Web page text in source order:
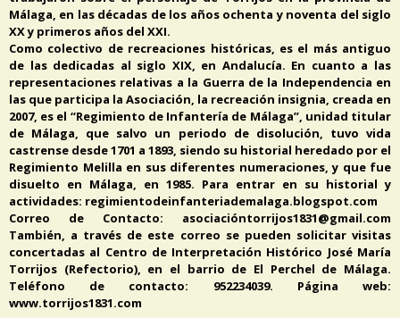
Málaga, en las décadas de los años ochenta y noventa del siglo
XX y primeros años del XXI.
Como colectivo de recreaciones históricas, es el más antiguo
de las dedicadas al siglo XIX, en Andalucía. En cuanto a las
representaciones relativas a la Guerra de la Independencia en
las que participa la Asociación, la recreación insignia, creada en
2007, es el “Regimiento de Infantería de Málaga”, unidad titular
de Málaga, que salvo un periodo de disolución, tuvo vida
castrense desde 1701 a 1893, siendo su historial heredado por el
Regimiento Melilla en sus diferentes numeraciones, y que fue
disuelto en Málaga, en 1985. Para entrar en su historial y
actividades: regimientodeinfanteriademalaga.blogspot.com
Correo de Contacto: asociacióntorrijos1831@gmail.com
También, a través de este correo se pueden solicitar visitas
concertadas al Centro de Interpretación Histórico José María
Torrijos (Refectorio), en el barrio de El Perchel de Málaga.
Teléfono de contacto: 952234039. Página web:
www.torrijos1831.com